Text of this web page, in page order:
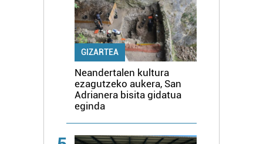
GIZARTEA
Neandertalen kultura
ezagutzeko aukera, San
Adrianera bisita gidatua
eginda